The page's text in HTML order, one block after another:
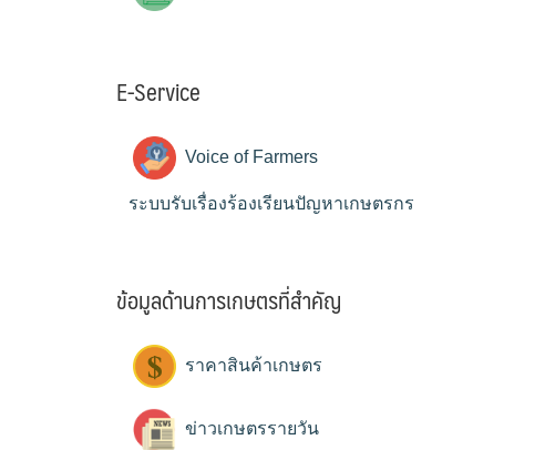
E-Service
Voice of Farmers
ระบบรับเรื่องร้องเรียนปัญหาเกษตรกร
ข้อมูลด้านการเกษตรที่สำคัญ
ราคาสินค้าเกษตร
ข่าวเกษตรรายวัน